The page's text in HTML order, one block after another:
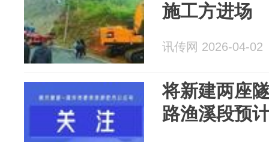
施工方进场
讯传网 2026-04-02
将新建两座
路渔溪段预